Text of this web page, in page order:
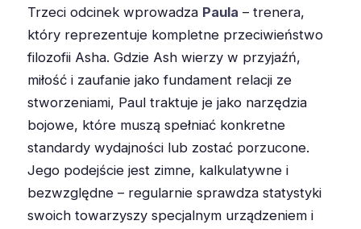
Trzeci odcinek wprowadza Paula – trenera,
który reprezentuje kompletne przeciwieństwo
filozofii Asha. Gdzie Ash wierzy w przyjaźń,
miłość i zaufanie jako fundament relacji ze
stworzeniami, Paul traktuje je jako narzędzia
bojowe, które muszą spełniać konkretne
standardy wydajności lub zostać porzucone.
Jego podejście jest zimne, kalkulatywne i
bezwzględne – regularnie sprawdza statystyki
swoich towarzyszy specjalnym urządzeniem i